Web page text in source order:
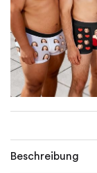
Beschreibung